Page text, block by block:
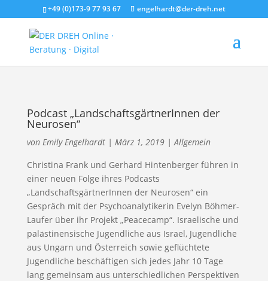
+49 (0)173-9 77 93 67 engelhardt@der-dreh.net
Podcast „LandschaftsgärtnerInnen der
Neurosen“
von Emily Engelhardt| März 1, 2019|Allgemein
Christina Frank und Gerhard Hintenberger führen in
einer neuen Folge ihres Podcasts
„LandschaftsgärtnerInnen der Neurosen“ ein
Gespräch mit der Psychoanalytikerin Evelyn Böhmer-
Laufer über ihr Projekt „Peacecamp“. Israelische und
palästinensische Jugendliche aus Israel, Jugendliche
aus Ungarn und Österreich sowie geflüchtete
Jugendliche beschäftigen sich jedes Jahr 10 Tage
lang gemeinsam aus unterschiedlichen Perspektiven